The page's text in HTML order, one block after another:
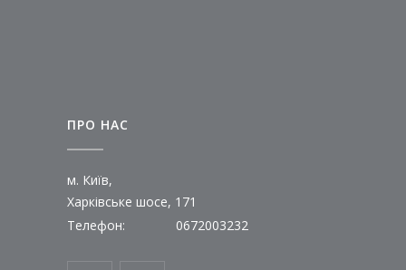
ПРО НАС
м. Київ,
Харківське шосе, 171
Телефон:
0672003232